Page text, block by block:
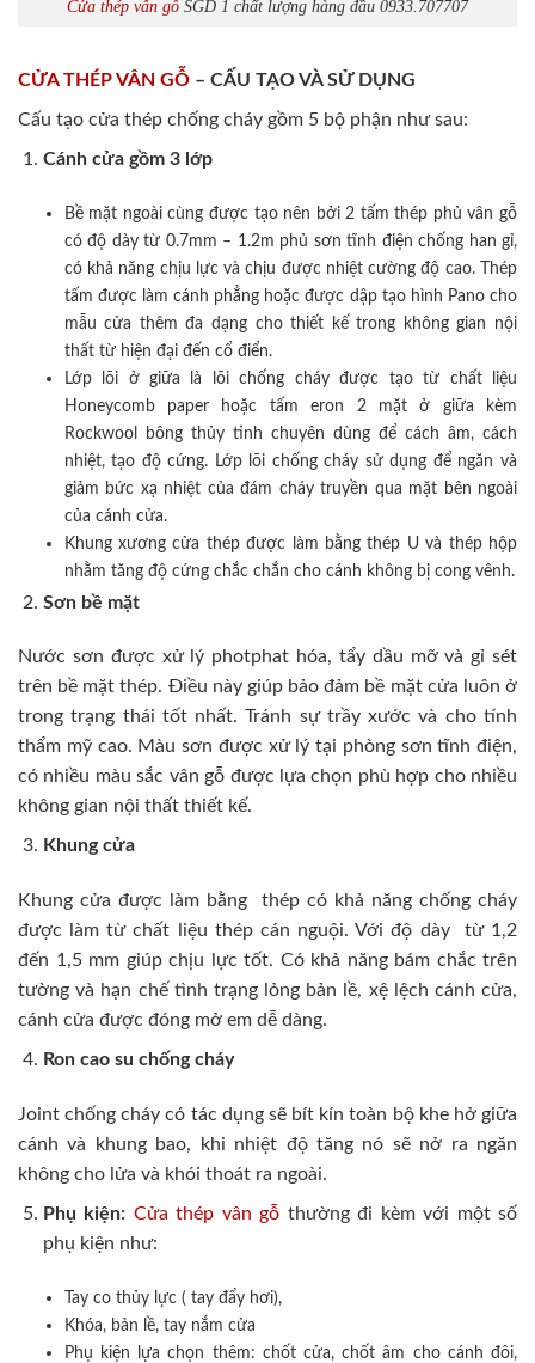
Cửa thép vân gỗ SGD 1 chất lượng hàng đầu 0933.707707
CỬA THÉP VÂN GỖ – CẤU TẠO VÀ SỬ DỤNG
Cấu tạo cửa thép chống cháy gồm 5 bộ phận như sau:
Cánh cửa gồm 3 lớp
Bề mặt ngoài cùng được tạo nên bởi 2 tấm thép phủ vân gỗ
có độ dày từ 0.7mm – 1.2m phủ sơn tĩnh điện chống han gỉ,
có khả năng chịu lực và chịu được nhiệt cường độ cao. Thép
tấm được làm cánh phẳng hoặc được dập tạo hình Pano cho
mẫu cửa thêm đa dạng cho thiết kế trong không gian nội
thất từ hiện đại đến cổ điển.
Lớp lõi ở giữa là lõi chống cháy được tạo từ chất liệu
Honeycomb paper hoặc tấm eron 2 mặt ở giữa kèm
Rockwool bông thủy tinh chuyên dùng để cách âm, cách
nhiệt, tạo độ cứng. Lớp lõi chống cháy sử dụng để ngăn và
giảm bức xạ nhiệt của đám cháy truyền qua mặt bên ngoài
của cánh cửa.
Khung xương cửa thép được làm bằng thép U và thép hộp
nhằm tăng độ cứng chắc chắn cho cánh không bị cong vênh.
Sơn bề mặt
Nước sơn được xử lý photphat hóa, tẩy dầu mỡ và gỉ sét
trên bề mặt thép. Điều này giúp bảo đảm bề mặt cửa luôn ở
trong trạng thái tốt nhất. Tránh sự trầy xước và cho tính
thẩm mỹ cao. Màu sơn được xử lý tại phòng sơn tĩnh điện,
có nhiều màu sắc vân gỗ được lựa chọn phù hợp cho nhiều
không gian nội thất thiết kế.
Khung cửa
Khung cửa được làm bằng thép có khả năng chống cháy
được làm từ chất liệu thép cán nguội. Với độ dày từ 1,2
đến 1,5 mm giúp chịu lực tốt. Có khả năng bám chắc trên
tường và hạn chế tình trạng lỏng bản lề, xệ lệch cánh cửa,
cánh cửa được đóng mở em dễ dàng.
Ron cao su chống cháy
Joint chống cháy có tác dụng sẽ bít kín toàn bộ khe hở giữa
cánh và khung bao, khi nhiệt độ tăng nó sẽ nở ra ngăn
không cho lửa và khói thoát ra ngoài.
Phụ kiện: Cửa thép vân gỗ thường đi kèm với một số
phụ kiện như:
Tay co thủy lực ( tay đẩy hơi),
Khóa, bản lề, tay nắm cửa
Phụ kiện lựa chọn thêm: chốt cửa, chốt âm cho cánh đôi,